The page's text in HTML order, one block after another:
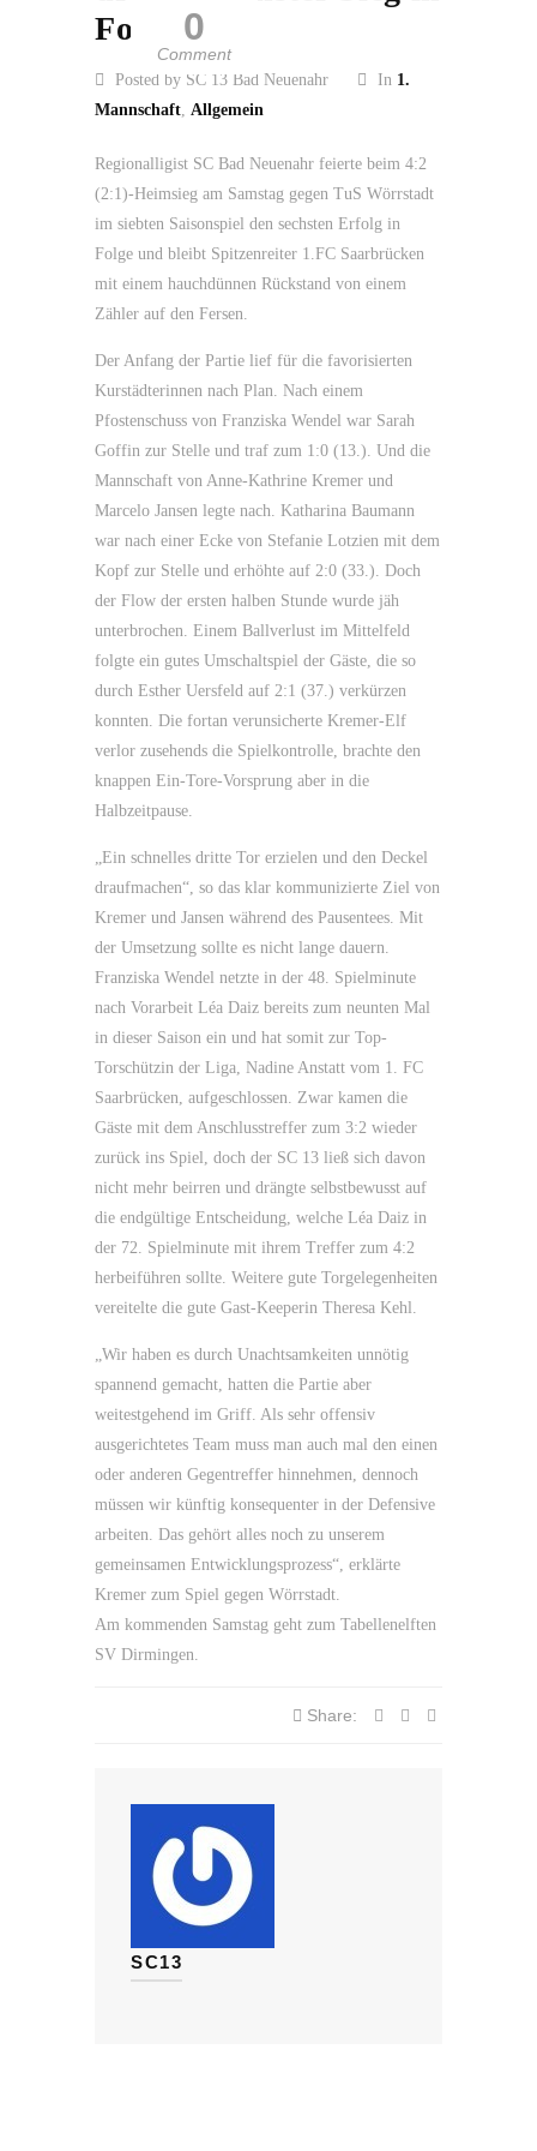
0
Comment
Folge
Posted by SC 13 Bad Neuenahr In 1.
Mannschaft, Allgemein
Regionalligist SC Bad Neuenahr feierte beim 4:2
(2:1)-Heimsieg am Samstag gegen TuS Wörrstadt
im siebten Saisonspiel den sechsten Erfolg in
Folge und bleibt Spitzenreiter 1.FC Saarbrücken
mit einem hauchdünnen Rückstand von einem
Zähler auf den Fersen.
Der Anfang der Partie lief für die favorisierten
Kurstädterinnen nach Plan. Nach einem
Pfostenschuss von Franziska Wendel war Sarah
Goffin zur Stelle und traf zum 1:0 (13.). Und die
Mannschaft von Anne-Kathrine Kremer und
Marcelo Jansen legte nach. Katharina Baumann
war nach einer Ecke von Stefanie Lotzien mit dem
Kopf zur Stelle und erhöhte auf 2:0 (33.). Doch
der Flow der ersten halben Stunde wurde jäh
unterbrochen. Einem Ballverlust im Mittelfeld
folgte ein gutes Umschaltspiel der Gäste, die so
durch Esther Uersfeld auf 2:1 (37.) verkürzen
konnten. Die fortan verunsicherte Kremer-Elf
verlor zusehends die Spielkontrolle, brachte den
knappen Ein-Tore-Vorsprung aber in die
Halbzeitpause.
„Ein schnelles dritte Tor erzielen und den Deckel
draufmachen“, so das klar kommunizierte Ziel von
Kremer und Jansen während des Pausentees. Mit
der Umsetzung sollte es nicht lange dauern.
Franziska Wendel netzte in der 48. Spielminute
nach Vorarbeit Léa Daiz bereits zum neunten Mal
in dieser Saison ein und hat somit zur Top-
Torschützin der Liga, Nadine Anstatt vom 1. FC
Saarbrücken, aufgeschlossen. Zwar kamen die
Gäste mit dem Anschlusstreffer zum 3:2 wieder
zurück ins Spiel, doch der SC 13 ließ sich davon
nicht mehr beirren und drängte selbstbewusst auf
die endgültige Entscheidung, welche Léa Daiz in
der 72. Spielminute mit ihrem Treffer zum 4:2
herbeiführen sollte. Weitere gute Torgelegenheiten
vereitelte die gute Gast-Keeperin Theresa Kehl.
„Wir haben es durch Unachtsamkeiten unnötig
spannend gemacht, hatten die Partie aber
weitestgehend im Griff. Als sehr offensiv
ausgerichtetes Team muss man auch mal den einen
oder anderen Gegentreffer hinnehmen, dennoch
müssen wir künftig konsequenter in der Defensive
arbeiten. Das gehört alles noch zu unserem
gemeinsamen Entwicklungsprozess“, erklärte
Kremer zum Spiel gegen Wörrstadt.
Am kommenden Samstag geht zum Tabellenelften
SV Dirmingen.
Share:
SC13